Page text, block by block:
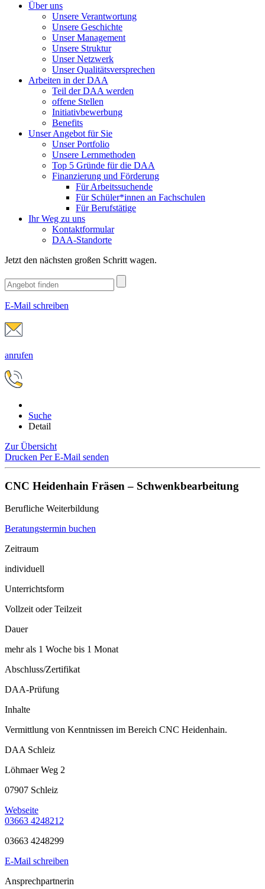
Über uns
Unsere Verantwortung
Unsere Geschichte
Unser Management
Unsere Struktur
Unser Netzwerk
Unser Qualitätsversprechen
Arbeiten in der DAA
Teil der DAA werden
offene Stellen
Initiativbewerbung
Benefits
Unser Angebot für Sie
Unser Portfolio
Unsere Lernmethoden
Top 5 Gründe für die DAA
Finanzierung und Förderung
Für Arbeitssuchende
Für Schüler*innen an Fachschulen
Für Berufstätige
Ihr Weg zu uns
Kontaktformular
DAA-Standorte
Jetzt den nächsten großen Schritt wagen.
E-Mail schreiben
anrufen
Suche
Detail
Zur Übersicht
Drucken Per E-Mail senden
CNC Heidenhain Fräsen – Schwenkbearbeitung
Berufliche Weiterbildung
Beratungstermin buchen
Zeitraum
individuell
Unterrichtsform
Vollzeit oder Teilzeit
Dauer
mehr als 1 Woche bis 1 Monat
Abschluss/Zertifikat
DAA-Prüfung
Inhalte
Vermittlung von Kenntnissen im Bereich CNC Heidenhain.
DAA Schleiz
Löhmaer Weg 2
07907 Schleiz
Webseite
03663 4248212
03663 4248299
E-Mail schreiben
Ansprechpartnerin